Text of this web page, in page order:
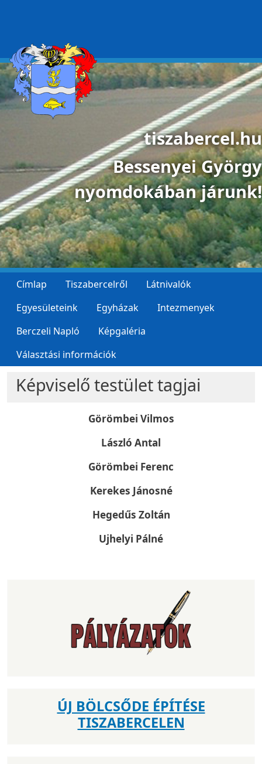
tiszabercel.hu
Bessenyei György
nyomdokában járunk!
Címlap Tiszabercelről
Látnivalók
Egyesületeink
Egyházak
Intezmenyek
Berczeli Napló
Képgaléria
Választási információk
Képviselő testület tagjai
Görömbei Vilmos
László Antal
Görömbei Ferenc
Kerekes Jánosné
Hegedűs Zoltán
Ujhelyi Pálné
ÚJ BÖLCSŐDE ÉPÍTÉSE
TISZABERCELEN